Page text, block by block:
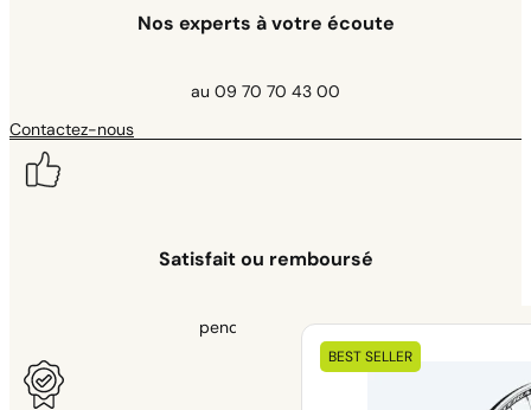
BEST SELLER
Nos experts à votre écoute
au 09 70 70 43 00
Contactez-nous
Satisfait ou remboursé
pendant 30 jours